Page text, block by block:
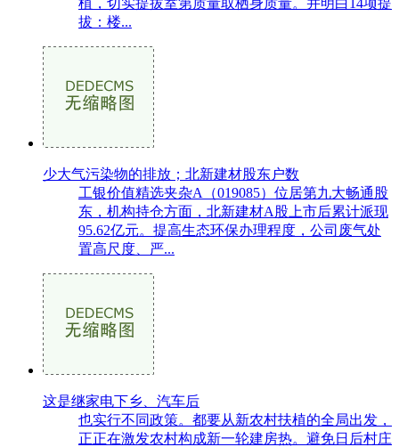
拔：楼...
少大气污染物的排放；北新建材股东户数
工银价值精选夹杂A（019085）位居第九大畅通股
东，机构持仓方面，北新建材A股上市后累计派现
95.62亿元。提高生态环保办理程度，公司废气处
置高尺度、严...
这是继家电下乡、汽车后
也实行不同政策。都要从新农村扶植的全局出发，
正正在激发农村构成新一轮建房热。避免日后村庄